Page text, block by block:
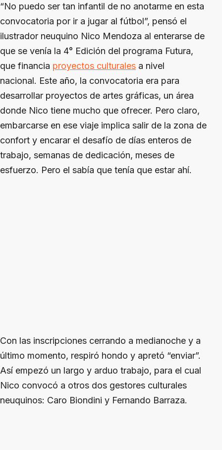
“No puedo ser tan infantil de no anotarme en esta
convocatoria por ir a jugar al fútbol”, pensó el
ilustrador neuquino Nico Mendoza al enterarse de
que se venía la 4° Edición del programa Futura,
que financia proyectos culturales a nivel
nacional. Este año, la convocatoria era para
desarrollar proyectos de artes gráficas, un área
donde Nico tiene mucho que ofrecer. Pero claro,
embarcarse en ese viaje implica salir de la zona de
confort y encarar el desafío de días enteros de
trabajo, semanas de dedicación, meses de
esfuerzo. Pero el sabía que tenía que estar ahí.
Con las inscripciones cerrando a medianoche y a
último momento, respiró hondo y apretó “enviar”.
Así empezó un largo y arduo trabajo, para el cual
Nico convocó a otros dos gestores culturales
neuquinos: Caro Biondini y Fernando Barraza.